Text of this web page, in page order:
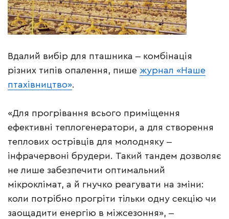
Вдалий вибір для пташника ‒ комбінація
різних типів опалення, пише журнал «Наше
птахівництво».
«Для прогрівання всього приміщення
ефективні теплогенератори, а для створення
теплових острівців для молодняку ‒
інфрачервоні брудери. Такий тандем дозволяє
не лише забезпечити оптимальний
мікроклімат, а й гнучко реагувати на зміни:
коли потрібно прогріти тільки одну секцію чи
заощадити енергію в міжсезоння», ‒